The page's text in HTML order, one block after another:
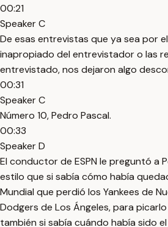
00:21
Speaker C
De esas entrevistas que ya sea por
inapropiado del entrevistador o las
entrevistado, nos dejaron algo
00:31
Speaker C
Número 10, Pedro Pascal.
00:33
Speaker D
El conductor de ESPN le preguntó a
estilo que si sabía cómo había
Mundial que perdió los Yankees de
Dodgers de Los Ángeles, para
también si sabía cuándo había sido